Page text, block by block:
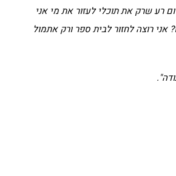
רע שרק את תוכלי לעזור את מי אני
רוצה לחזור לבית ספר ורק אתמול
".